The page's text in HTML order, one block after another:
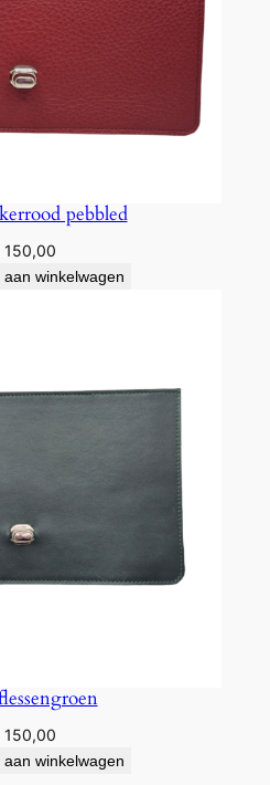
pebbled
150,00
aan winkelwagen
150,00
aan winkelwagen